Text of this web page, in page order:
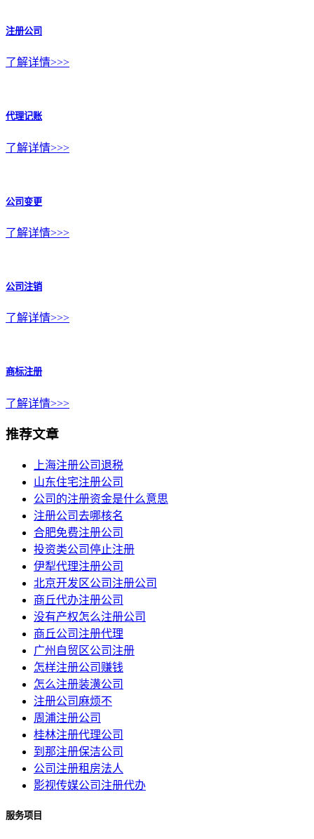
注册公司
了解详情>>>
代理记账
了解详情>>>
公司变更
了解详情>>>
公司注销
了解详情>>>
商标注册
了解详情>>>
推荐文章
上海注册公司退税
山东住宅注册公司
公司的注册资金是什么意思
注册公司去哪核名
合肥免费注册公司
投资类公司停止注册
伊犁代理注册公司
北京开发区公司注册公司
商丘代办注册公司
没有产权怎么注册公司
商丘公司注册代理
广州自贸区公司注册
怎样注册公司赚钱
怎么注册装潢公司
注册公司麻烦不
周浦注册公司
桂林注册代理公司
到那注册保洁公司
公司注册租房法人
影视传媒公司注册代办
服务项目